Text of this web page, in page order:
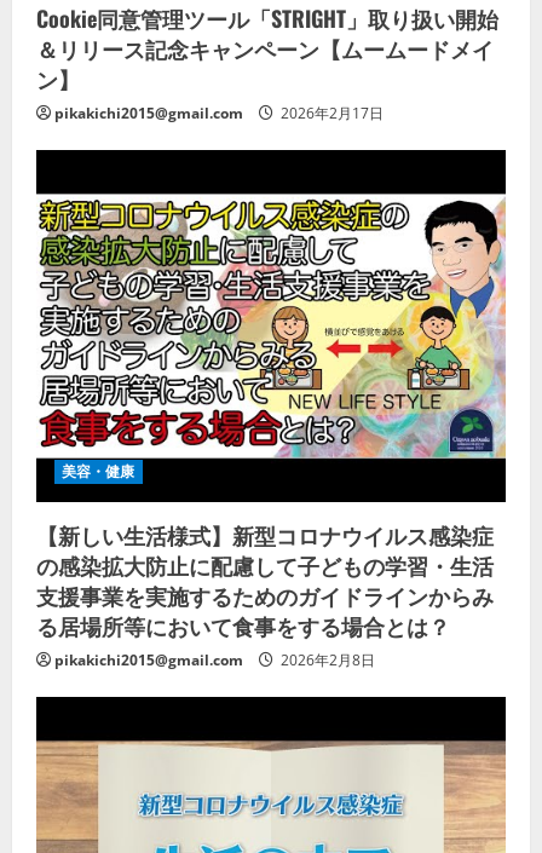
Cookie同意管理ツール「STRIGHT」取り扱い開始
＆リリース記念キャンペーン【ムームードメイ
ン】
pikakichi2015@gmail.com 2026年2月17日
美容・健康
【新しい生活様式】新型コロナウイルス感染症
の感染拡大防止に配慮して子どもの学習・生活
支援事業を実施するためのガイドラインからみ
る居場所等において食事をする場合とは？
pikakichi2015@gmail.com 2026年2月8日